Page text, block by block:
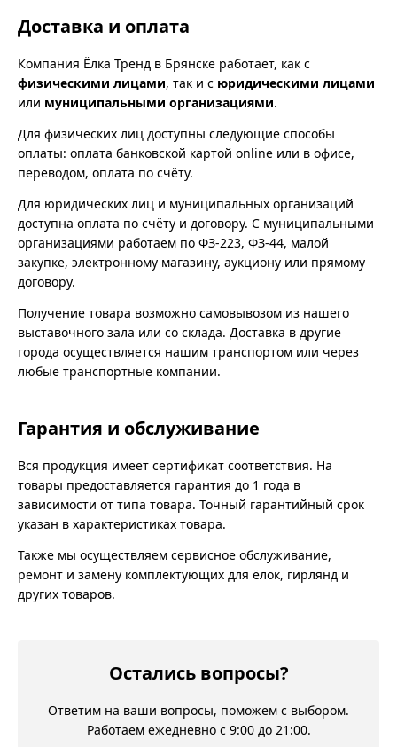
Доставка и оплата
Компания Ёлка Тренд в Брянске работает, как с
физическими лицами, так и с юридическими лицами
или муниципальными организациями.
Для физических лиц доступны следующие способы
оплаты: оплата банковской картой online или в офисе,
переводом, оплата по счёту.
Для юридических лиц и муниципальных организаций
доступна оплата по счёту и договору. С муниципальными
организациями работаем по ФЗ-223, ФЗ-44, малой
закупке, электронному магазину, аукциону или прямому
договору.
Получение товара возможно самовывозом из нашего
выставочного зала или со склада. Доставка в другие
города осуществляется нашим транспортом или через
любые транспортные компании.
Гарантия и обслуживание
Вся продукция имеет сертификат соответствия. На
товары предоставляется гарантия до 1 года в
зависимости от типа товара. Точный гарантийный срок
указан в характеристиках товара.
Также мы осуществляем сервисное обслуживание,
ремонт и замену комплектующих для ёлок, гирлянд и
других товаров.
Остались вопросы?
Ответим на ваши вопросы, поможем с выбором.
Работаем ежедневно с 9:00 до 21:00.